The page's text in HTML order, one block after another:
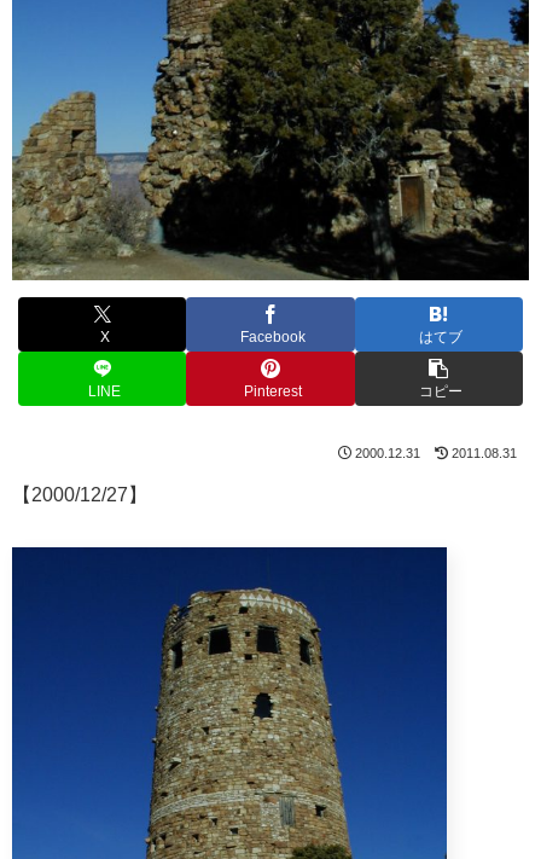
X Facebook はてブ
LINE Pinterest コピー
2000.12.31 2011.08.31
【2000/12/27】